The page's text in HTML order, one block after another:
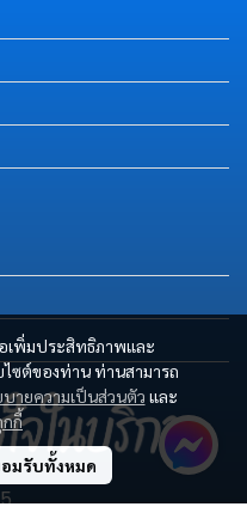
เพิ่มประสิทธิภาพและ
ซต์ของท่าน ท่านสามารถ
บายความเป็นส่วนตัว และ
กกี้
มรับทั้งหมด